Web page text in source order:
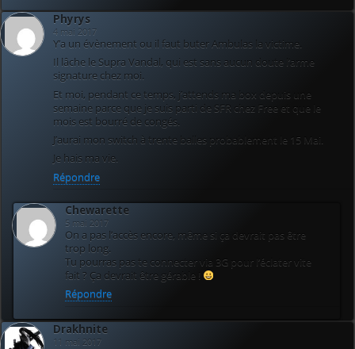
Phyrys
4 mai 2017
Y’a un évènement ou il faut buter Ambulas la victime.
Il lâche le Supra Vandal, qui est sans aucun doute l’arme
signature chez moi.
Et moi, pendant ce temps, j’attends ma box depuis une
semaine parce que je suis parti de SFR chez Free et que le
mois est bourré de congés.
J’aurai mon switch à trente balles probablement le 15 Mai.
Je hais ma vie.
Répondre
Chewarette
5 mai 2017
On a pas l’accès encore, même si ça devrait pas être
trop long.
Tu pourras pas te connecter via 3G pour l’éclater vite
fait ? Ça devrait être gérable !
Répondre
Drakhnite
11 mai 2017